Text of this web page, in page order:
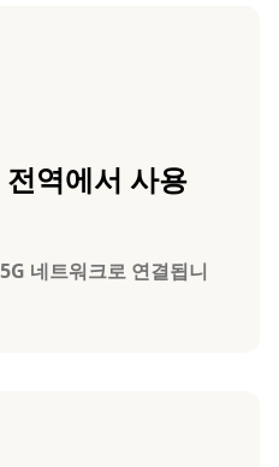
역에서 사용
네트워크로 연결됩니